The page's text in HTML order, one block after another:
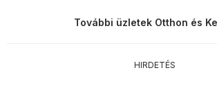
További üzletek Otthon és
HIRDETÉS